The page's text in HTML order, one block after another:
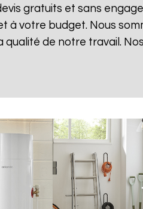
gratuits et sans
à votre budget. Nous
qualité de notre travail.